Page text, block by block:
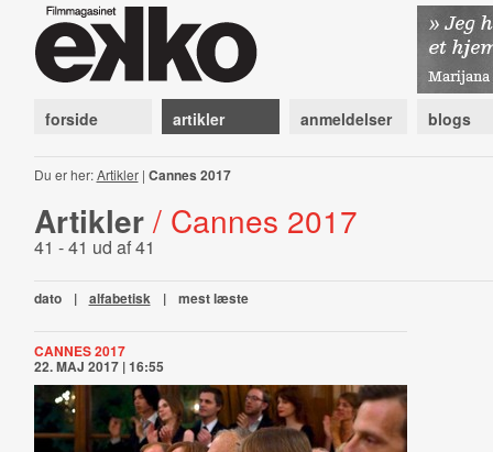
forside artikler anmeldelser blogs
Du er her:Artikler| Cannes 2017
Artikler / Cannes 2017
41 - 41 ud af 41
dato | alfabetisk | mest læste
CANNES 2017
22. MAJ 2017 | 16:55